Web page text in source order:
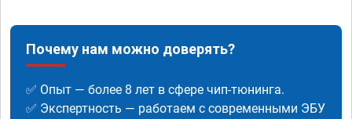
Почему нам можно доверять?
✅ Опыт — более 8 лет в сфере чип-тюнинга.
✅ Экспертность — работаем с современными ЭБУ